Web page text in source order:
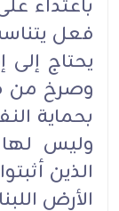
باعتداء
فعل
يحتاج
وصرخ من
بحماية
وليس لها
الذين
الأرض